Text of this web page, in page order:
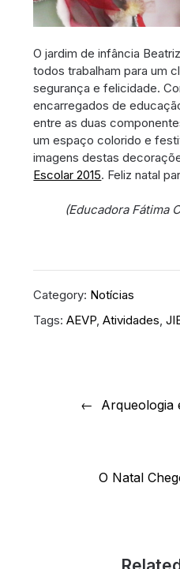
O jardim de infância
todos trabalham para um
segurança e felicidade.
encarregados de
entre as duas
um espaço colorido e
imagens destas
Escolar 2015. Feliz natal
(Educadora Fátima
Category: Notícias
Tags:AEVP ,Atividades ,
Arqueologia
O Natal